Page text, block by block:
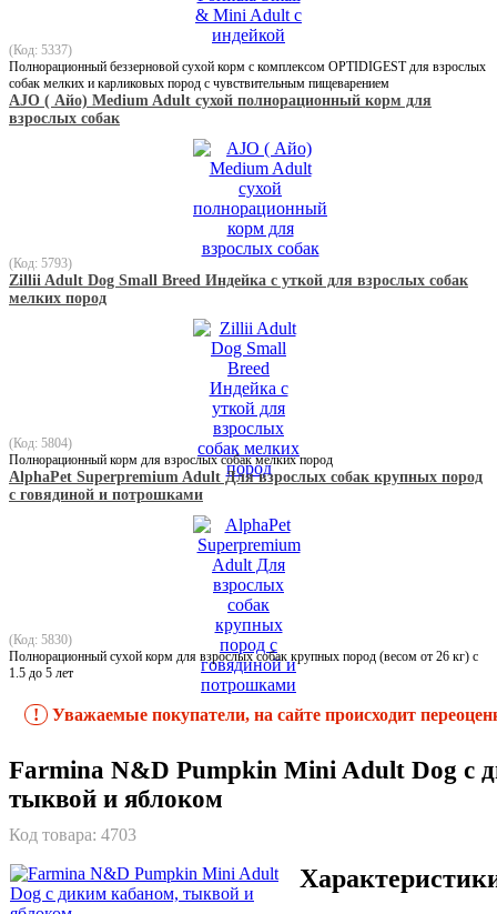
(Код: 5337)
Полнорационный беззерновой сухой корм с комплексом OPTIDIGEST для взрослых
собак мелких и карликовых пород с чувствительным пищеварением
АJO ( Айо) Medium Adult сухой полнорационный корм для
взрослых собак
(Код: 5793)
Zillii Adult Dog Small Breed Индейка с уткой для взрослых собак
мелких пород
(Код: 5804)
Полнорационный корм для взрослых собак мелких пород
AlphaPet Superpremium Adult Для взрослых собак крупных пород
с говядиной и потрошками
(Код: 5830)
Полнорационный сухой корм для взрослых собак крупных пород (весом от 26 кг) с
1.5 до 5 лет
! Уважаемые покупатели, на сайте происходит
Farmina N&D Pumpkin Mini Adult Dog с
тыквой и яблоком
Код товара: 4703